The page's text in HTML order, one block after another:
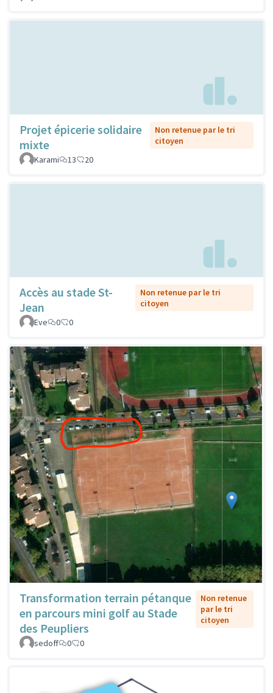
Projet épicerie solidaire
mixte
Non retenue par le tri
citoyen
Karami
13 20
Accès au stade St-
Jean
Non retenue par le tri
citoyen
Eve
0 0
Transformation terrain pétanque
en parcours mini golf au Stade
des Peupliers
Non retenue
par le tri
citoyen
sedoff 0 0